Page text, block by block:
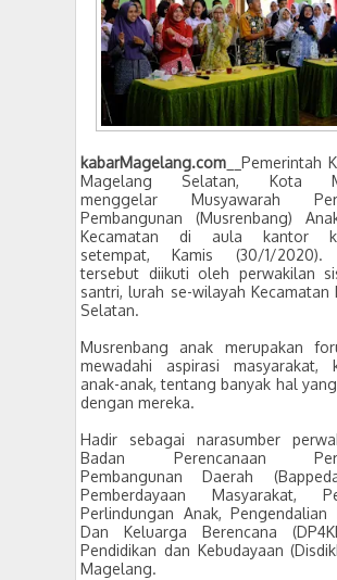
kabarMagelang.com __Pemerintah
Magelang Selatan, Kota
menggelar Musyawarah
Pembangunan (Musrenbang)
Kecamatan di aula kantor
setempat, Kamis (30/1/2020).
tersebut diikuti oleh perwakilan
santri, lurah se-wilayah Kecamatan
Selatan.
Musrenbang anak merupakan
mewadahi aspirasi masyarakat,
anak-anak, tentang banyak hal
dengan mereka.
Hadir sebagai narasumber
Badan Perencanaan
Pembangunan Daerah
Pemberdayaan Masyarakat,
Perlindungan Anak, Pengendalian
Dan Keluarga Berencana
Pendidikan dan Kebudayaan
Magelang.